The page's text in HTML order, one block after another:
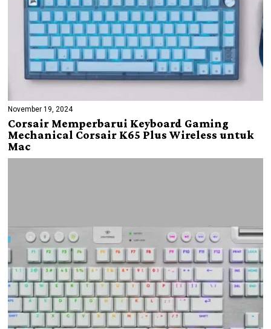
November 19, 2024
Corsair Memperbarui Keyboard Gaming
Mechanical Corsair K65 Plus Wireless untuk
Mac